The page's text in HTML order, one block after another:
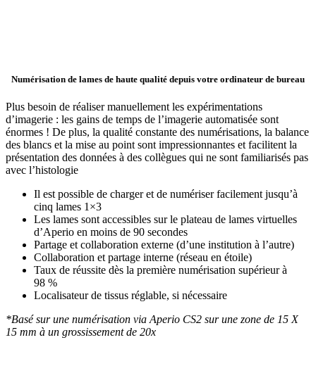
Numérisation de lames de haute qualité depuis votre ordinateur de bureau
Plus besoin de réaliser manuellement les expérimentations
d’imagerie : les gains de temps de l’imagerie automatisée sont
énormes ! De plus, la qualité constante des numérisations, la balance
des blancs et la mise au point sont impressionnantes et facilitent la
présentation des données à des collègues qui ne sont familiarisés pas
avec l’histologie
Il est possible de charger et de numériser facilement jusqu’à
cinq lames 1×3
Les lames sont accessibles sur le plateau de lames virtuelles
d’Aperio en moins de 90 secondes
Partage et collaboration externe (d’une institution à l’autre)
Collaboration et partage interne (réseau en étoile)
Taux de réussite dès la première numérisation supérieur à
98 %
Localisateur de tissus réglable, si nécessaire
*Basé sur une numérisation via Aperio CS2 sur une zone de 15 X
15 mm à un grossissement de 20x